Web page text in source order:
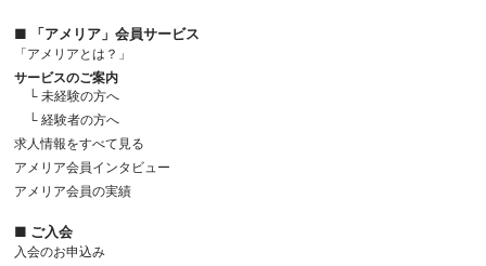
■ 「アメリア」会員サービス
「アメリアとは？」
サービスのご案内
└ 未経験の方へ
└ 経験者の方へ
求人情報をすべて見る
アメリア会員インタビュー
アメリア会員の実績
■ ご入会
入会のお申込み